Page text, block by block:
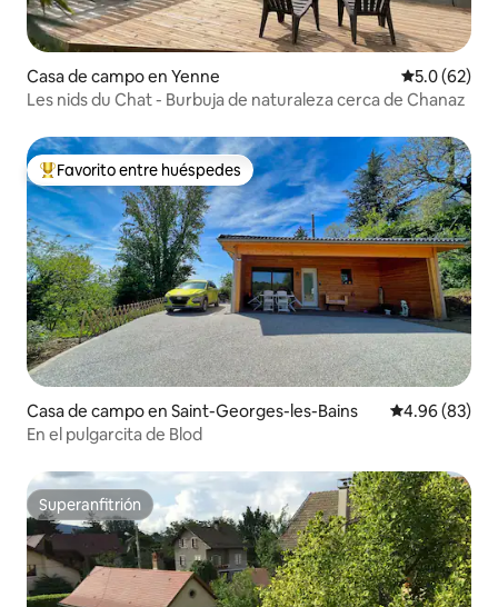
Casa de campo en Yenne Calificación
5.0 (62)
Les nids du Chat - Burbuja de naturaleza cerca de Chanaz
Favorito entre huéspedes preferido
Favorito entre huéspedes
Casa de campo en Saint-Georges-les-Bains Calificación
4.96 (83)
En el pulgarcita de Blod
Superanfitrión
Superanfitrión